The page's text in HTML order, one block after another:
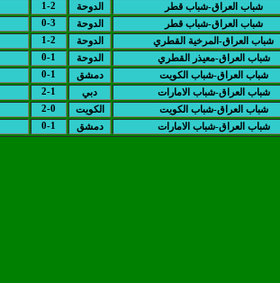
1-2
الدوحة
شباب العراق-شباب قطر
0-3
الدوحة
شباب العراق-شباب قطر
1-2
الدوحة
شباب العراق-المرخية القطري
0-1
الدوحة
شباب العراق-معيذر القطري
0-1
دمشق
شباب العراق-شباب الكويت
2-1
دبي
شباب العراق-شباب الامارات
2-0
الكويت
شباب العراق-شباب الكويت
0-1
دمشق شباب العراق-شباب الامارات